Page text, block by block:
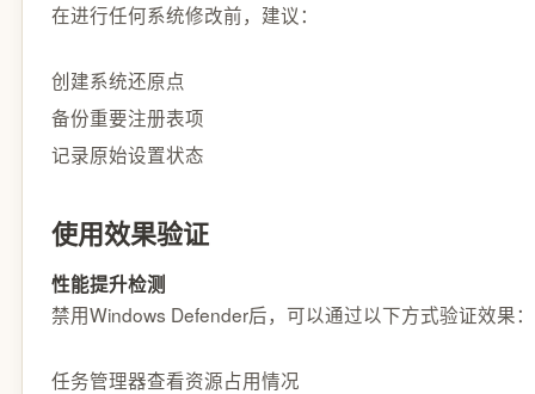
在进行任何系统修改前，建议：
创建系统还原点
备份重要注册表项
记录原始设置状态
使用效果验证
性能提升检测
禁用Windows Defender后，可以通过以下方式验证效果：
任务管理器查看资源占用情况